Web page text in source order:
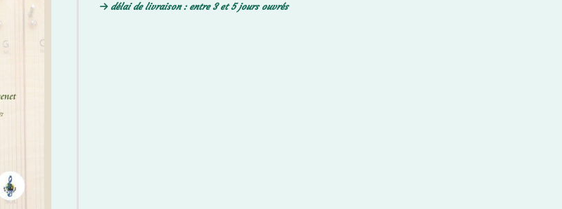
délai de livraison : entre 3 et 5 jours ouvrés